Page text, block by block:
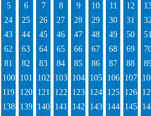
5 6 7 8 9 10 11 12
24 25 26 27 28 29 30 31
43 44 45 46 47 48 49 50
62 63 64 65 66 67 68 69
81 82 83 84 85 86 87 88
100 101 102 103 104 105 106 107
119 120 121 122 123 124 125 126
138 139 140 141 142 143 144 145